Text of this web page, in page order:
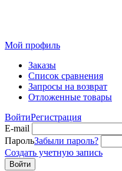
Мой профиль
Заказы
Список сравнения
Запросы на возврат
Отложенные товары
ВойтиРегистрация
E-mail
ПарольЗабыли пароль?
Создать учетную запись
Войти